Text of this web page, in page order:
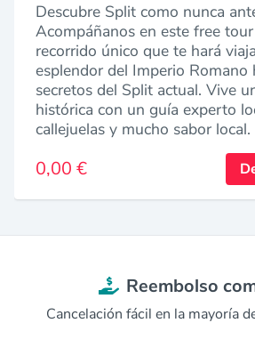
Descubre Split como nunca
Acompáñanos en este free
recorrido único que te hará
esplendor del Imperio Romano
secretos del Split actual. Vive
histórica con un guía experto
callejuelas y mucho sabor local.
0,00 €
Reembolso
Cancelación fácil en la mayoría